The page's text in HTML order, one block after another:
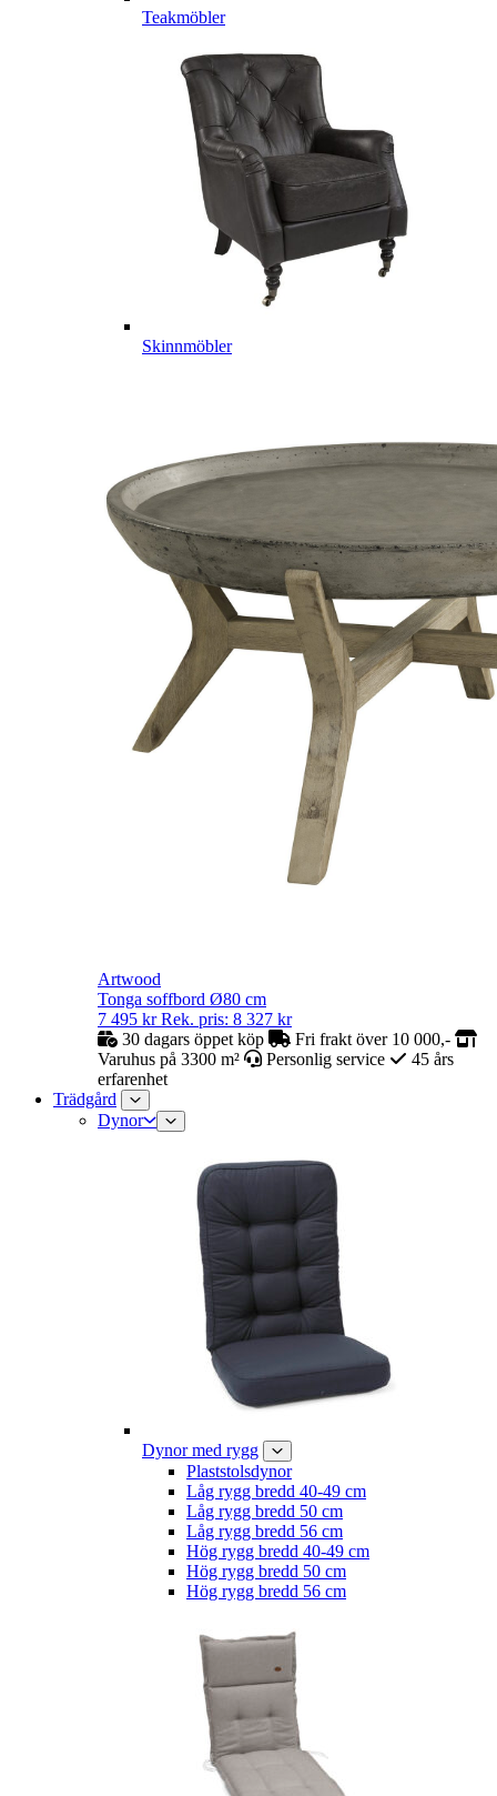
Teakmöbler
Skinnmöbler
Artwood
Tonga soffbord Ø80 cm
7 495 kr Rek. pris: 8 327 kr
30 dagars öppet köp
Fri frakt över 10 000,-
Varuhus på 3300 m²
Personlig service
45 års
erfarenhet
Trädgård
Dynor
Dynor med rygg
Plaststolsdynor
Låg rygg bredd 40-49 cm
Låg rygg bredd 50 cm
Låg rygg bredd 56 cm
Hög rygg bredd 40-49 cm
Hög rygg bredd 50 cm
Hög rygg bredd 56 cm